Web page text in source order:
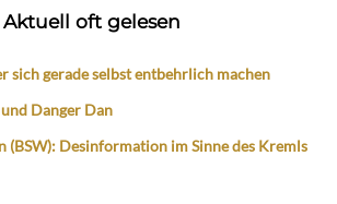
Aktuell oft gelesen
sich gerade selbst entbehrlich machen
Danger Dan
(BSW): Desinformation im Sinne des Kremls